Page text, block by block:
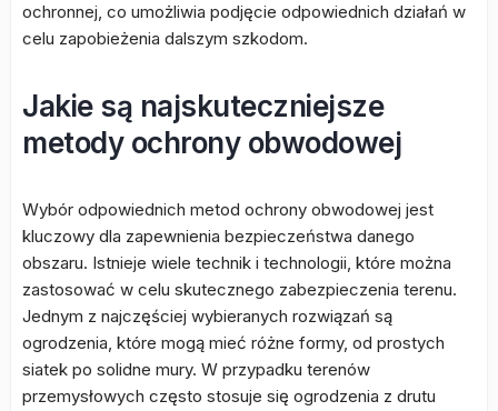
ochronnej, co umożliwia podjęcie odpowiednich działań w
celu zapobieżenia dalszym szkodom.
Jakie są najskuteczniejsze
metody ochrony obwodowej
Wybór odpowiednich metod ochrony obwodowej jest
kluczowy dla zapewnienia bezpieczeństwa danego
obszaru. Istnieje wiele technik i technologii, które można
zastosować w celu skutecznego zabezpieczenia terenu.
Jednym z najczęściej wybieranych rozwiązań są
ogrodzenia, które mogą mieć różne formy, od prostych
siatek po solidne mury. W przypadku terenów
przemysłowych często stosuje się ogrodzenia z drutu